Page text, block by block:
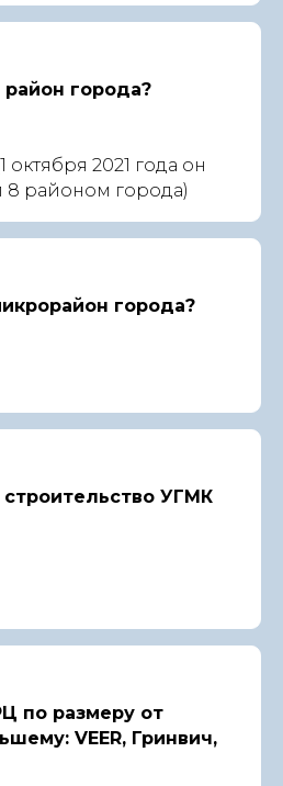
города?
2021 года он
8 районом города)
города?
УГМК
по размеру от
VEER, Гринвич,